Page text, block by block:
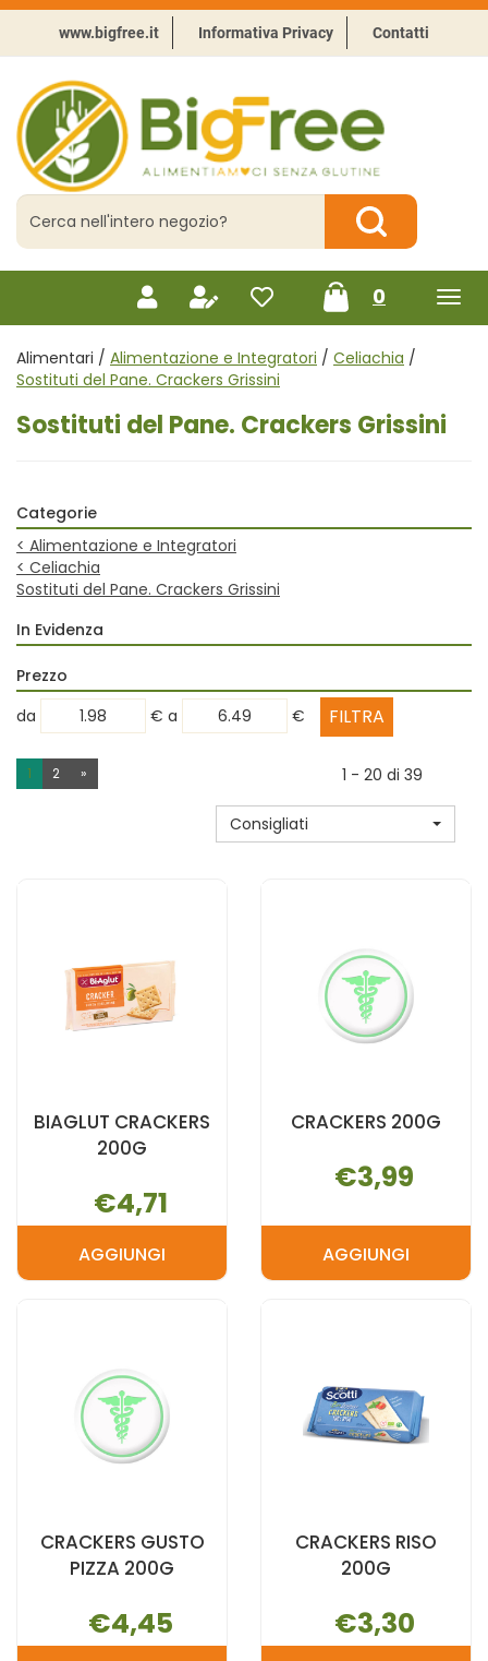
Passa
contenuto
principale
www.bigfree.it Informativa Privacy Contatti
BigFree
-
Punto
celiachia
Cerca
Prodotto
Cerca Prodotto
0prodotti
inseriti
Alimentari / Alimentazione e Integratori / Celiachia /
Sostituti del Pane. Crackers Grissini
Sostituti del Pane. Crackers Grissini
Categorie
< Alimentazione e Integratori
< Celiachia
Sostituti del Pane. Crackers Grissini
In Evidenza
Prezzo
filtra
da € filtra
a €
1 2 » 1 - 20 di 39
Consigliati
BIAGLUT CRACKERS
200G
€4,71
AGGIUNGIAGGIUNGI BIAGLUT
CRACKERS 200G
€3,99
AGGIUNGIAGGIUNGI
CRACKERS GUSTO
PIZZA 200G
€4,45
CRACKERS RISO
200G
€3,30